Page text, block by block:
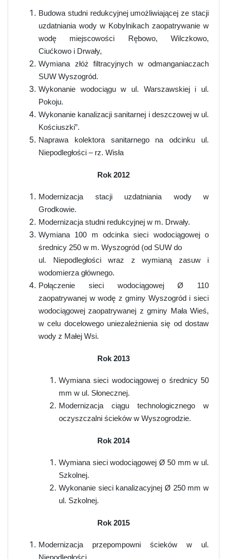
Budowa studni redukcyjnej umożliwiającej ze stacji
uzdatniania wody w Kobylnikach zaopatrywanie w
wodę miejscowości Rębowo, Wilczkowo,
Ciućkowo i Drwały,
Wymiana złóż filtracyjnych w odmanganiaczach
SUW Wyszogród.
Wykonanie wodociągu w ul. Warszawskiej i ul.
Pokoju.
Wykonanie kanalizacji sanitarnej i deszczowej w ul.
Kościuszki”.
Naprawa kolektora sanitarnego na odcinku ul.
Niepodległości – rz. Wisła
Rok 2012
Modernizacja stacji uzdatniania wody w
Grodkowie.
Modernizacja studni redukcyjnej w m. Drwały.
Wymiana 100 m odcinka sieci wodociągowej o
średnicy 250 w m. Wyszogród (od SUW do
ul. Niepodległości wraz z wymianą zasuw i
wodomierza głównego.
Połączenie sieci wodociągowejØ 110
zaopatrywanej w wodę z gminy Wyszogród i sieci
wodociągowej zaopatrywanej z gminy Mała Wieś,
w celu docelowego uniezależnienia się od dostaw
wody z Małej Wsi.
Rok 2013
Wymiana sieci wodociągowej o średnicy 50
mm w ul. Słonecznej.
Modernizacja ciągu technologicznego w
oczyszczalni ścieków w Wyszogrodzie.
Rok 2014
Wymiana sieci wodociągowej Ø 50 mm w ul.
Szkolnej.
Wykonanie sieci kanalizacyjnej Ø 250 mm w
ul. Szkolnej.
Rok 2015
Modernizacja przepompowni ścieków w ul.